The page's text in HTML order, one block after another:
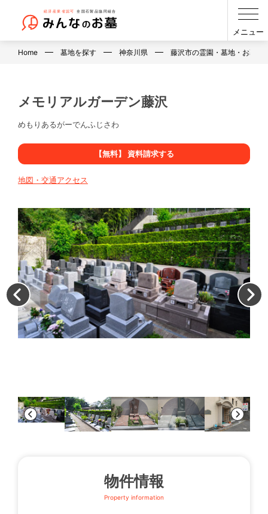
メニュー
Home 墓地を探す 神奈川県 藤沢市の霊園・墓地・お墓
メモリアルガーデン藤沢
めもりあるがーでんふじさわ
【無料】 資料請求する
地図・交通アクセス
物件情報
Property information